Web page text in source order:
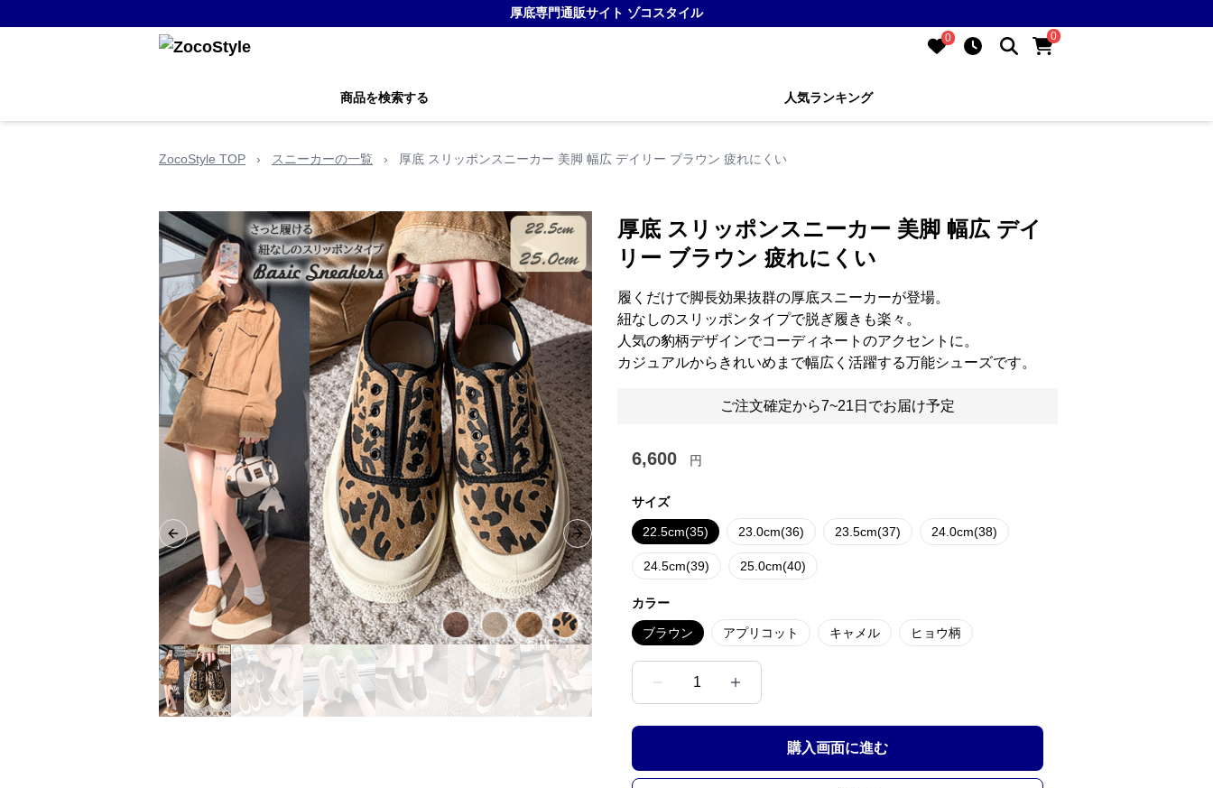
厚底専門通販サイト ゾコスタイル
0 0
商品を検索する 人気ランキング
ZocoStyle TOP › スニーカーの一覧 › 厚底 スリッポンスニーカー 美脚 幅広 デイリー ブラウン 疲れにくい
Previous slide Next slide
厚底 スリッポンスニーカー 美脚 幅広 デイ
リー ブラウン 疲れにくい
履くだけで脚長効果抜群の厚底スニーカーが登場。
紐なしのスリッポンタイプで脱ぎ履きも楽々。
人気の豹柄デザインでコーディネートのアクセントに。
カジュアルからきれいめまで幅広く活躍する万能シューズです。
ご注文確定から7~21日でお届け予定
6,600 円
サイズ
22.5cm(35) 23.0cm(36) 23.5cm(37) 24.0cm(38)
24.5cm(39) 25.0cm(40)
カラー
ブラウン アプリコット キャメル ヒョウ柄
1
購入画面に進む